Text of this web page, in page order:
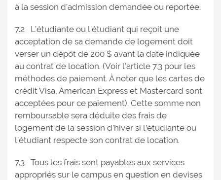
à la session d’admission demandée ou reportée.
7.2 L’étudiante ou l’étudiant qui reçoit une
acceptation de sa demande de logement doit
verser un dépôt de 200 $ avant la date indiquée
au contrat de location. (Voir l’article 7.3 pour les
méthodes de paiement. À noter que les cartes de
crédit Visa, American Express et Mastercard sont
acceptées pour ce paiement). Cette somme non
remboursable sera déduite des frais de
logement de la session d’hiver si l’étudiante ou
l’étudiant respecte son contrat de location.
7.3 Tous les frais sont payables aux services
appropriés sur le campus en question en devises